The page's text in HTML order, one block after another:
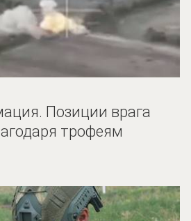
Позиции врага
трофеям